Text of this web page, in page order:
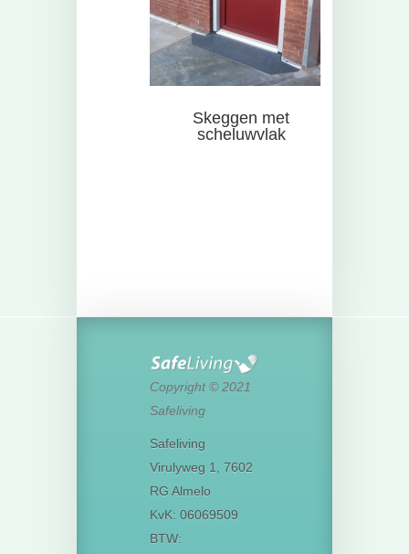
Skeggen met
scheluwvlak
Copyright © 2021
Safeliving
Safeliving
Virulyweg 1, 7602
RG Almelo
KvK: 06069509
BTW: